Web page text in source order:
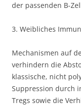
der passenden B-
3. Weibliches
Mechanismen auf
verhindern die
klassische, nicht
Suppression durch
Tregs sowie die